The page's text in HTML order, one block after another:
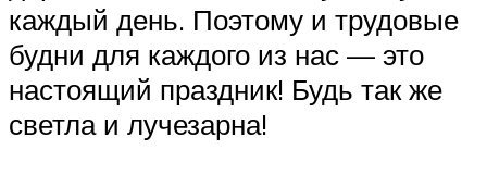
каждый день. Поэтому и трудовые
будни для каждого из нас — это
настоящий праздник! Будь так же
светла и лучезарна!